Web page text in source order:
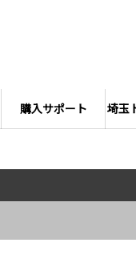
購入サポート 埼玉